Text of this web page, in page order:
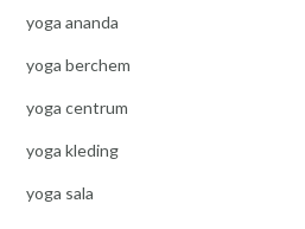
yoga ananda
yoga berchem
yoga centrum
yoga kleding
yoga sala